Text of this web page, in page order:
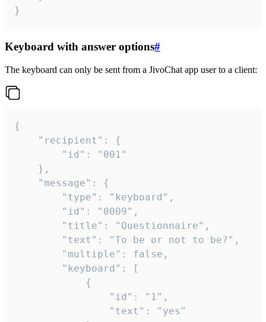
}
Keyboard with answer options#
The keyboard can only be sent from a JivoChat app user to a client:
{